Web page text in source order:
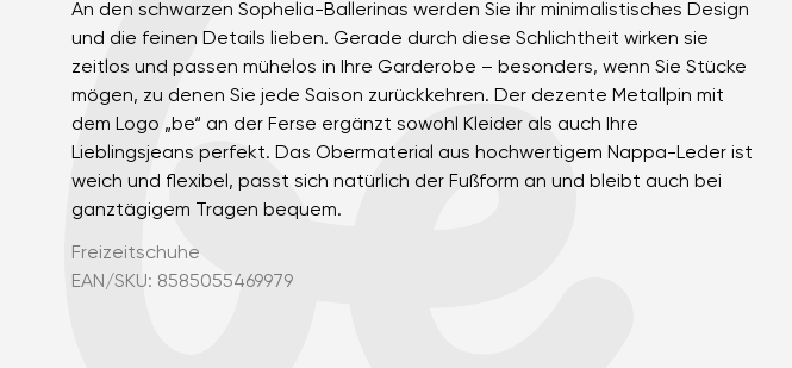
An den schwarzen Sophelia-Ballerinas werden Sie ihr minimalistisches Design
und die feinen Details lieben. Gerade durch diese Schlichtheit wirken sie
zeitlos und passen mühelos in Ihre Garderobe – besonders, wenn Sie Stücke
mögen, zu denen Sie jede Saison zurückkehren. Der dezente Metallpin mit
dem Logo „be“ an der Ferse ergänzt sowohl Kleider als auch Ihre
Lieblingsjeans perfekt. Das Obermaterial aus hochwertigem Nappa-Leder ist
weich und flexibel, passt sich natürlich der Fußform an und bleibt auch bei
ganztägigem Tragen bequem.
Freizeitschuhe
EAN/SKU: 8585055469979